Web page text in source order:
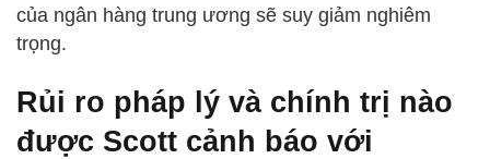
của ngân hàng trung ương sẽ suy giảm nghiêm
trọng.
Rủi ro pháp lý và chính trị nào
được Scott cảnh báo với